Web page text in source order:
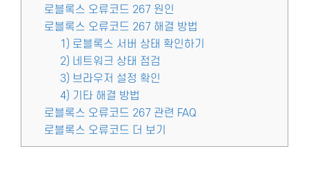
로블록스 오류코드 267 원인
로블록스 오류코드 267 해결 방법
1) 로블록스 서버 상태 확인하기
2) 네트워크 상태 점검
3) 브라우저 설정 확인
4) 기타 해결 방법
로블록스 오류코드 267 관련 FAQ
로블록스 오류코드 더 보기